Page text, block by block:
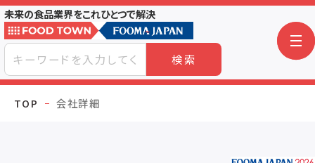
未来の食品業界をこれひとつで解決
検索
TOP 会社詳細